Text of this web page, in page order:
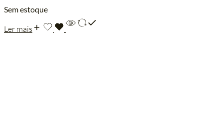
Sem estoque
Ler mais